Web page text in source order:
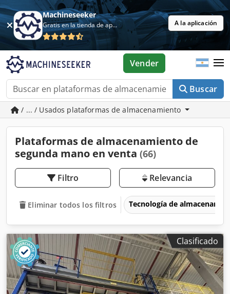
Machineseeker
Gratis en la tienda de aplicaciones A la aplicación
Buscar
Vender
/ ... / Usados plataformas de almacenamiento
Plataformas de almacenamiento de
segunda mano en venta (66)
Filtro Relevancia
Eliminar todos los filtros Tecnología de
Clasificado